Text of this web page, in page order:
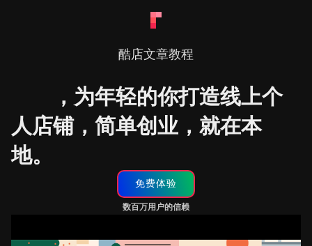
酷店文章教程
，为年轻的你打造线上个
人店铺，简单创业，就在本
地。
免费体验
数百万用户的信赖